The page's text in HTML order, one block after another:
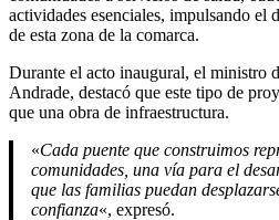
actividades esenciales, impulsando el
de esta zona de la comarca.
Durante el acto inaugural, el ministro
Andrade, destacó que este tipo de
que una obra de infraestructura.
«Cada puente que construimos
comunidades, una vía para el
que las familias puedan
confianza«, expresó.